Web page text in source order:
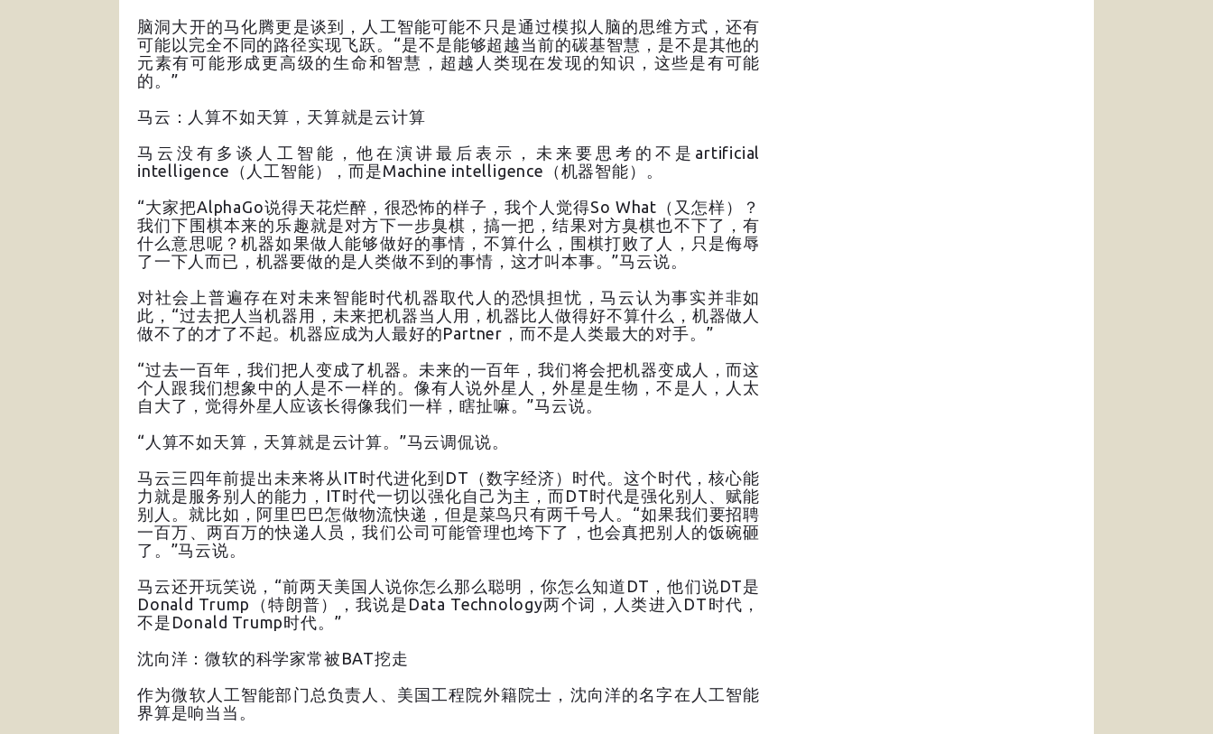
脑洞大开的马化腾更是谈到，人工智能可能不只是通过模拟人脑的思维方式，还有
可能以完全不同的路径实现飞跃。“是不是能够超越当前的碳基智慧，是不是其他的
元素有可能形成更高级的生命和智慧，超越人类现在发现的知识，这些是有可能
的。”
马云：人算不如天算，天算就是云计算
马云没有多谈人工智能，他在演讲最后表示，未来要思考的不是artificial
intelligence（人工智能），而是Machine intelligence（机器智能）。
“大家把AlphaGo说得天花烂醉，很恐怖的样子，我个人觉得So What（又怎样）？
我们下围棋本来的乐趣就是对方下一步臭棋，搞一把，结果对方臭棋也不下了，有
什么意思呢？机器如果做人能够做好的事情，不算什么，围棋打败了人，只是侮辱
了一下人而已，机器要做的是人类做不到的事情，这才叫本事。”马云说。
对社会上普遍存在对未来智能时代机器取代人的恐惧担忧，马云认为事实并非如
此，“过去把人当机器用，未来把机器当人用，机器比人做得好不算什么，机器做人
做不了的才了不起。机器应成为人最好的Partner，而不是人类最大的对手。”
“过去一百年，我们把人变成了机器。未来的一百年，我们将会把机器变成人，而这
个人跟我们想象中的人是不一样的。像有人说外星人，外星是生物，不是人，人太
自大了，觉得外星人应该长得像我们一样，瞎扯嘛。”马云说。
“人算不如天算，天算就是云计算。”马云调侃说。
马云三四年前提出未来将从IT时代进化到DT（数字经济）时代。这个时代，核心能
力就是服务别人的能力，IT时代一切以强化自己为主，而DT时代是强化别人、赋能
别人。就比如，阿里巴巴怎做物流快递，但是菜鸟只有两千号人。“如果我们要招聘
一百万、两百万的快递人员，我们公司可能管理也垮下了，也会真把别人的饭碗砸
了。”马云说。
马云还开玩笑说，“前两天美国人说你怎么那么聪明，你怎么知道DT，他们说DT是
Donald Trump（特朗普），我说是Data Technology两个词，人类进入DT时代，
不是Donald Trump时代。”
沈向洋：微软的科学家常被BAT挖走
作为微软人工智能部门总负责人、美国工程院外籍院士，沈向洋的名字在人工智能
界算是响当当。